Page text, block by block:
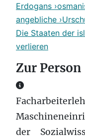
Erdogans
angebliche
Die Staaten der
verlieren
Zur Person
Zur Person
der